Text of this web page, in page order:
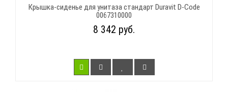
Крышка-сиденье для унитаза стандарт Duravit D-Code
0067310000
8 342 руб.